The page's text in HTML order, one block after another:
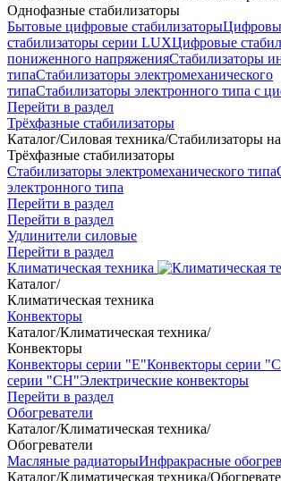
Однофазные стабилизаторы
Бытовые цифровые стабилизаторы
стабилизаторы серии LUXЦифровые
пониженного напряженияСтабилизаторы
типаСтабилизаторы электромеханического
типаСтабилизаторы электронного типа с
Перейти в раздел
Трёхфазные стабилизаторы
Каталог/Силовая техника/Стабилизаторы
Трёхфазные стабилизаторы
Стабилизаторы электромеханического типа
электронного типа
Перейти в раздел
Перейти в раздел
Удлинители силовые
Перейти в раздел
Климатическая техника
Каталог/
Климатическая техника
Конвекторы
Каталог/Климатическая техника/
Конвекторы
Конвекторы серии "Е"Конвекторы серии
серии "СН"Электрические конвекторы
Перейти в раздел
Обогреватели
Каталог/Климатическая техника/
Обогреватели
Масляные радиаторыИнфракрасные
Каталог/Климатическая техника/